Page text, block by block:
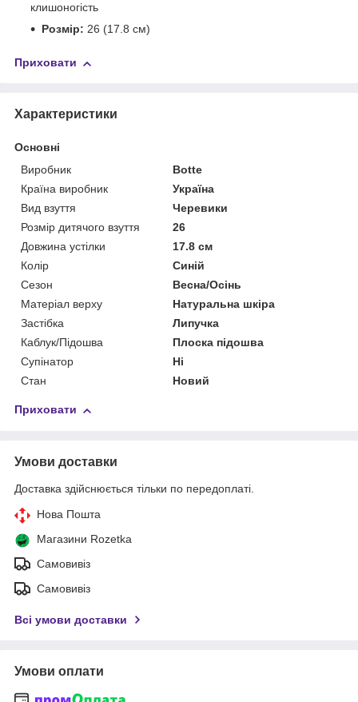
клишоногість
Розмір: 26 (17.8 см)
Приховати
Характеристики
Основні
Виробник
Botte
Країна виробник
Україна
Вид взуття
Черевики
Розмір дитячого взуття
26
Довжина устілки
17.8 см
Колір
Синій
Сезон
Весна/Осінь
Матеріал верху
Натуральна шкіра
Застібка
Липучка
Каблук/Підошва
Плоска підошва
Супінатор
Ні
Стан
Новий
Приховати
Умови доставки
Доставка здійснюється тільки по передоплаті.
Нова Пошта
Магазини Rozetka
Самовивіз
Самовивіз
Всі умови доставки
Умови оплати